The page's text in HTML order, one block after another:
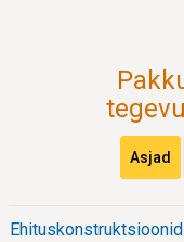
Asjad